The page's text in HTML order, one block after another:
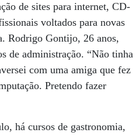
de sites para internet, CD-
voltados para novas
Rodrigo Gontijo, 26 anos,
de administração. “Não tinha
com uma amiga que fez
Pretendo fazer
há cursos de gastronomia,